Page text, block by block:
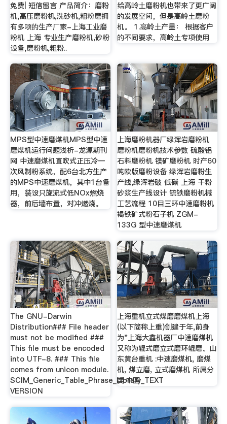
免费| 短信留言 产品简介：磨粉
机,高压磨粉机,洗砂机,粗粉磨拥
有多项的生产厂家-上海工业磨
粉机 上海 专业生产磨粉机,砂粉
设备,磨粉机,粗粉..
给高岭土磨粉机也带来了更广阔
的发展空间，但是高岭土磨粉
机。 1.高岭土产量： 根据客户
的不同要求，高岭土专项使用
MPS型中速磨煤机MPS型中速
磨煤机运行问题浅析-龙源期刊
网 中速磨煤机直吹式正压冷一
次风制粉系统，配6台北方生产
的MPS中速磨煤机，其中1台备
用，装设只旋流式低NOx燃烧
器，前后墙布置，对冲燃烧。
上海磨粉机器厂绿浑岩磨粉机
磨粉机磨粉机技术参数 硫酸铝
石料磨粉机 镁矿磨粉机 时产60
吨欧版磨粉设备 绿浑岩磨粉生
产线,绿浑岩破 低碳 上海 干粉
砂浆生产线设计 锍铁磨粉机械
工艺流程 10目三环中速磨粉机
褐铁矿式粉石子机 ZGM-
133G 型中速磨煤机
The GNU-Darwin
Distribution### File header
must not be modified ###
This file must be encoded
into UTF-8. ### This file
comes from unicon module.
SCIM_Generic_Table_Phrase_Library_TEXT
VERSION
上海重机立式煤磨磨煤机上海
(以下简称上重)创建于年,前身
为"上海大鑫机器厂中速磨煤机
又称为辊式磨立式磨环辊磨。山
东黄台重机 :中速磨煤机, 磨煤
机, 煤立磨, 立式磨煤机 所属分
类:中国